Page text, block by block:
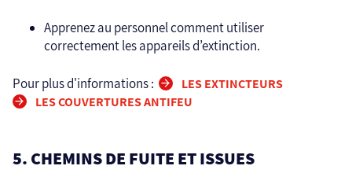
Apprenez au personnel comment utiliser
correctement les appareils d’extinction.
Pour plus d'informations :
LES EXTINCTEURS
LES COUVERTURES ANTIFEU
5. CHEMINS DE FUITE ET ISSUES